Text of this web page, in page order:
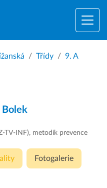
Třídy
9. A
Bolek
TV-INF), metodik prevence
Fotogalerie